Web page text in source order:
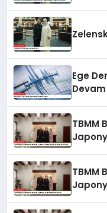
Ege
TBMM
TBMM